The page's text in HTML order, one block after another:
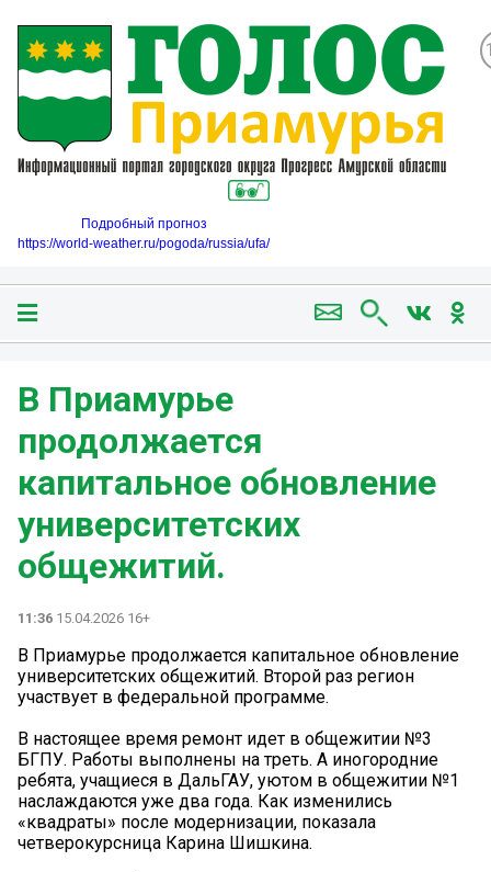
Подробный прогноз
https://world-weather.ru/pogoda/russia/ufa/
В Приамурье
продолжается
капитальное обновление
университетских
общежитий.
11:36 15.04.2026 16+
В Приамурье продолжается капитальное обновление
университетских общежитий. Второй раз регион
участвует в федеральной программе.
В настоящее время ремонт идет в общежитии №3
БГПУ. Работы выполнены на треть. А иногородние
ребята, учащиеся в ДальГАУ, уютом в общежитии №1
наслаждаются уже два года. Как изменились
«квадраты» после модернизации, показала
четверокурсница Карина Шишкина.